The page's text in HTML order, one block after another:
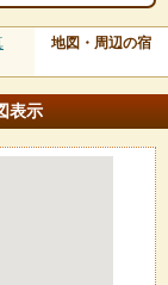
地図・周辺の宿
表示